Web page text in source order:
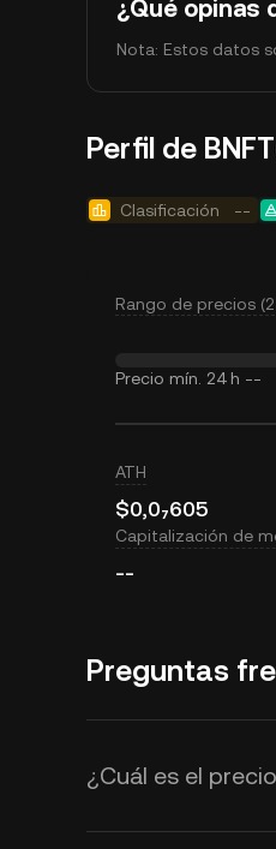
¿Qué opinas
Nota: Estos datos
Perfil de
Clasificación --
Rango de precios
Precio mín. 24 h --
ATH
$0,0₇605
Capitalización de
--
Preguntas
¿Cuál es el